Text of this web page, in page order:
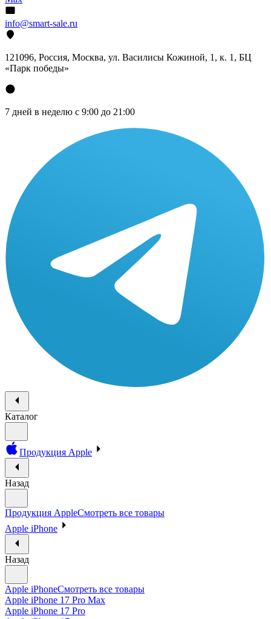
info@smart-sale.ru
121096, Россия, Москва, ул. Василисы Кожиной, 1, к. 1, БЦ
«Парк победы»
7 дней в неделю с 9:00 до 21:00
Каталог
Продукция Apple
Назад
Продукция AppleСмотреть все товары
Apple iPhone
Назад
Apple iPhoneСмотреть все товары
Apple iPhone 17 Pro Max
Apple iPhone 17 Pro